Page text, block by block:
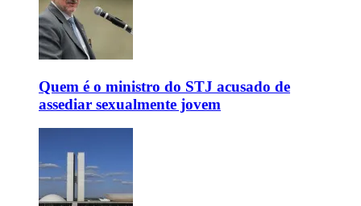
Quem é o ministro do STJ acusado de
assediar sexualmente jovem